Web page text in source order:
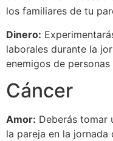
los familiares de tu
Dinero:
laborales durante la
enemigos de
Cáncer
Amor: Deberás tomar
la pareja en la jornada